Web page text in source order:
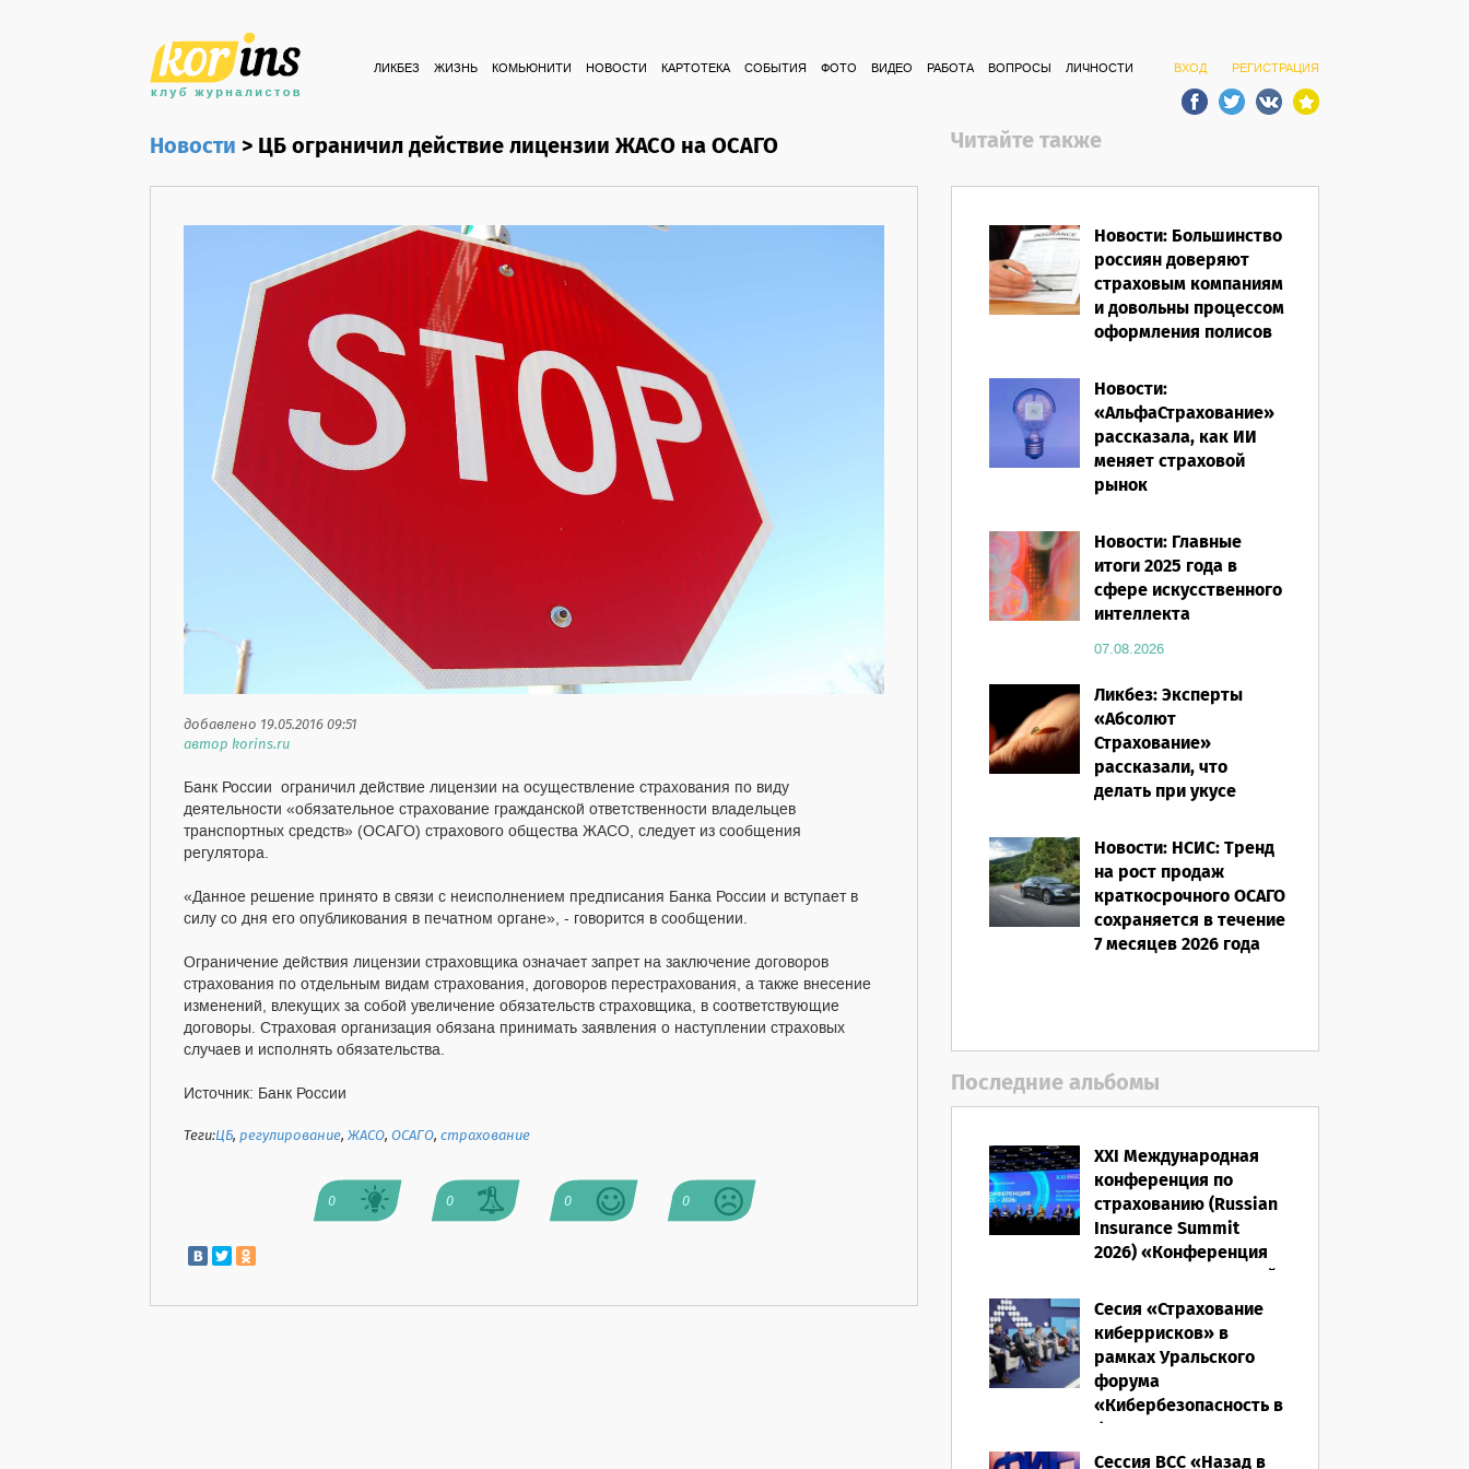
ВХОД РЕГИСТРАЦИЯ
ЛИКБЕЗ ЖИЗНЬ КОМЬЮНИТИ НОВОСТИ КАРТОТЕКА СОБЫТИЯ ФОТО ВИДЕО РАБОТА ВОПРОСЫ ЛИЧНОСТИ
Новости>ЦБ ограничил действие лицензии ЖАСО на ОСАГО
добавлено 19.05.2016 09:51
автор korins.ru
Банк России ограничил действие лицензии на осуществление страхования по виду
деятельности «обязательное страхование гражданской ответственности владельцев
транспортных средств» (ОСАГО) страхового общества ЖАСО, следует из сообщения
регулятора.
«Данное решение принято в связи с неисполнением предписания Банка России и вступает в
силу со дня его опубликования в печатном органе», - говорится в сообщении.
Ограничение действия лицензии страховщика означает запрет на заключение договоров
страхования по отдельным видам страхования, договоров перестрахования, а также внесение
изменений, влекущих за собой увеличение обязательств страховщика, в соответствующие
договоры. Страховая организация обязана принимать заявления о наступлении страховых
случаев и исполнять обязательства.
Источник: Банк России
Теги:ЦБ,регулирование,ЖАСО,ОСАГО,страхование
0 0 0 0
Читайте также
Новости: Большинство
россиян доверяют
страховым компаниям
и довольны процессом
оформления полисов
Новости:
«АльфаСтрахование»
рассказала, как ИИ
меняет страховой
рынок
Новости: Главные
итоги 2025 года в
сфере искусственного
интеллекта
07.08.2026
Ликбез: Эксперты
«Абсолют
Страхование»
рассказали, что
делать при укусе
путешествии
07.08.2026
Новости: НСИС: Тренд
на рост продаж
краткосрочного ОСАГО
сохраняется в течение
7 месяцев 2026 года
Последние альбомы
XXI Международная
конференция по
страхованию (Russian
Insurance Summit
2026) «Конференция
ВСС-2026: Культурный
код страхования/
Человеческий
фактор»
28.05.2026
Сесия «Страхование
киберрисков» в
рамках Уральского
форума
«Кибербезопасность в
финансах» 2026
16.03.2026
Сессия ВСС «Назад в